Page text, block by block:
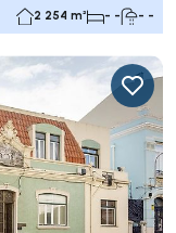
2 254 m² - - - -